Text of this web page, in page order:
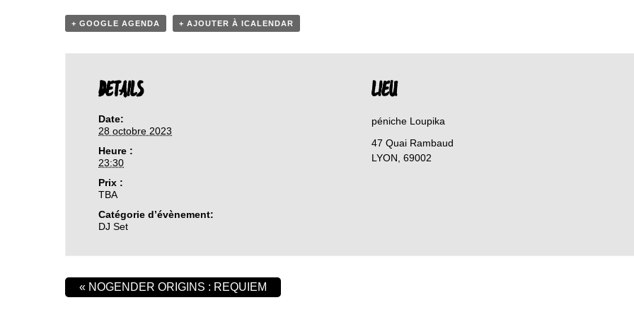
+ GOOGLE AGENDA + AJOUTER À ICALENDAR
DETAILS
Date:
28 octobre 2023
Heure :
23:30
Prix :
TBA
Catégorie d’évènement:
DJ Set
LIEU
péniche Loupika
47 Quai Rambaud
LYON 69002
« NOGENDER ORIGINS : REQUIEM